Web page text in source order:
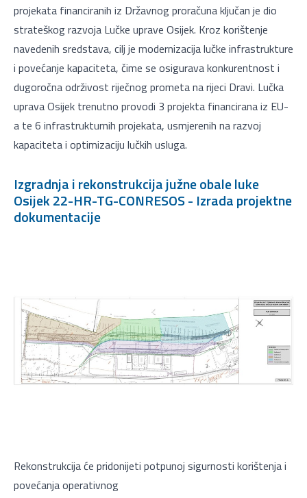
projekata financiranih iz Državnog proračuna ključan je dio
strateškog razvoja Lučke uprave Osijek. Kroz korištenje
navedenih sredstava, cilj je modernizacija lučke infrastrukture
i povećanje kapaciteta, čime se osigurava konkurentnost i
dugoročna održivost riječnog prometa na rijeci Dravi. Lučka
uprava Osijek trenutno provodi 3 projekta financirana iz EU-
a te 6 infrastrukturnih projekata, usmjerenih na razvoj
kapaciteta i optimizaciju lučkih usluga.
Izgradnja i rekonstrukcija južne obale luke
Osijek 22-HR-TG-CONRESOS - Izrada projektne
dokumentacije
Rekonstrukcija će pridonijeti potpunoj sigurnosti korištenja i
povećanja operativnog